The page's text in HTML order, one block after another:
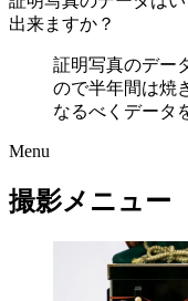
出来ますか？
証明写真のデー
ので半年間は焼
なるべくデータ
Menu
撮影メニュー